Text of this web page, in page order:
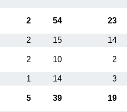
2 54 23
2 15
14
2 10 2
1 14
3
5 39 19